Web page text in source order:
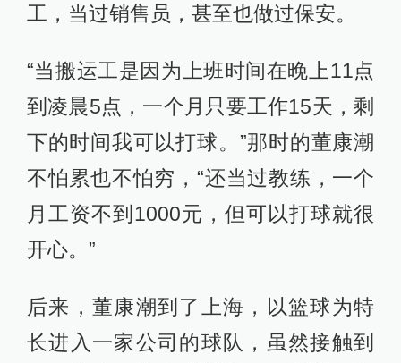
工，当过销售员，甚至也做过保安。
“当搬运工是因为上班时间在晚上11点
到凌晨5点，一个月只要工作15天，剩
下的时间我可以打球。”那时的董康潮
不怕累也不怕穷，“还当过教练，一个
月工资不到1000元，但可以打球就很
开心。”
后来，董康潮到了上海，以篮球为特
长进入一家公司的球队，虽然接触到